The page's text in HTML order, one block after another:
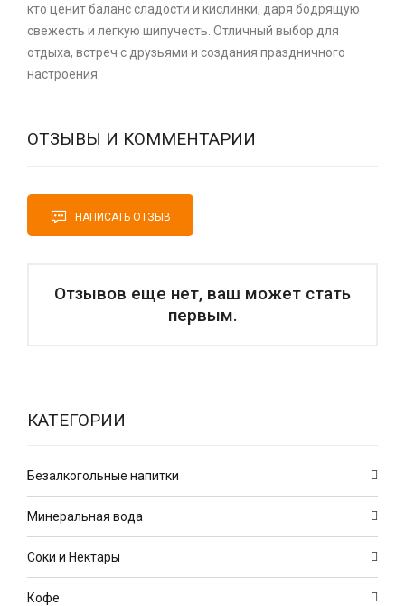
кто ценит баланс сладости и кислинки, даря бодрящую
свежесть и легкую шипучесть. Отличный выбор для
отдыха, встреч с друзьями и создания праздничного
настроения.
ОТЗЫВЫ И КОММЕНТАРИИ
НАПИСАТЬ ОТЗЫВ
Отзывов еще нет, ваш может стать
первым.
КАТЕГОРИИ
Безалкогольные напитки
Минеральная вода
Соки и Нектары
Кофе